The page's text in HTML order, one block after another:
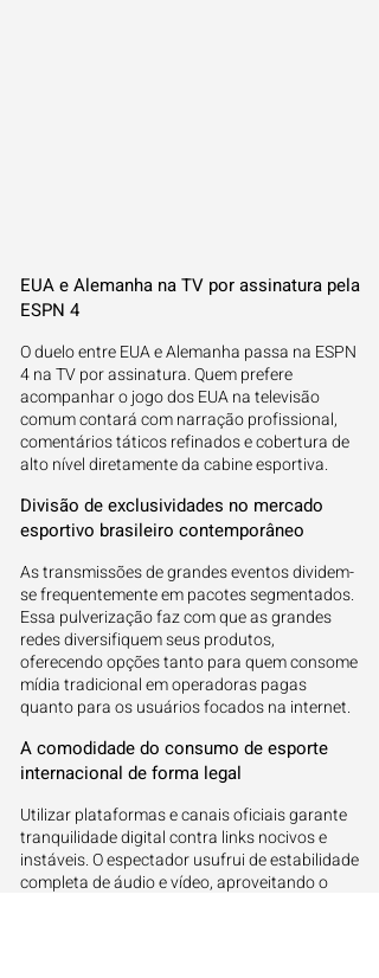
EUA e Alemanha na TV por assinatura pela
ESPN 4
O duelo entre EUA e Alemanha passa na ESPN
4 na TV por assinatura. Quem prefere
acompanhar o jogo dos EUA na televisão
comum contará com narração profissional,
comentários táticos refinados e cobertura de
alto nível diretamente da cabine esportiva.
Divisão de exclusividades no mercado
esportivo brasileiro contemporâneo
As transmissões de grandes eventos dividem-
se frequentemente em pacotes segmentados.
Essa pulverização faz com que as grandes
redes diversifiquem seus produtos,
oferecendo opções tanto para quem consome
mídia tradicional em operadoras pagas
quanto para os usuários focados na internet.
A comodidade do consumo de esporte
internacional de forma legal
Utilizar plataformas e canais oficiais garante
tranquilidade digital contra links nocivos e
instáveis. O espectador usufrui de estabilidade
completa de áudio e vídeo, aproveitando o